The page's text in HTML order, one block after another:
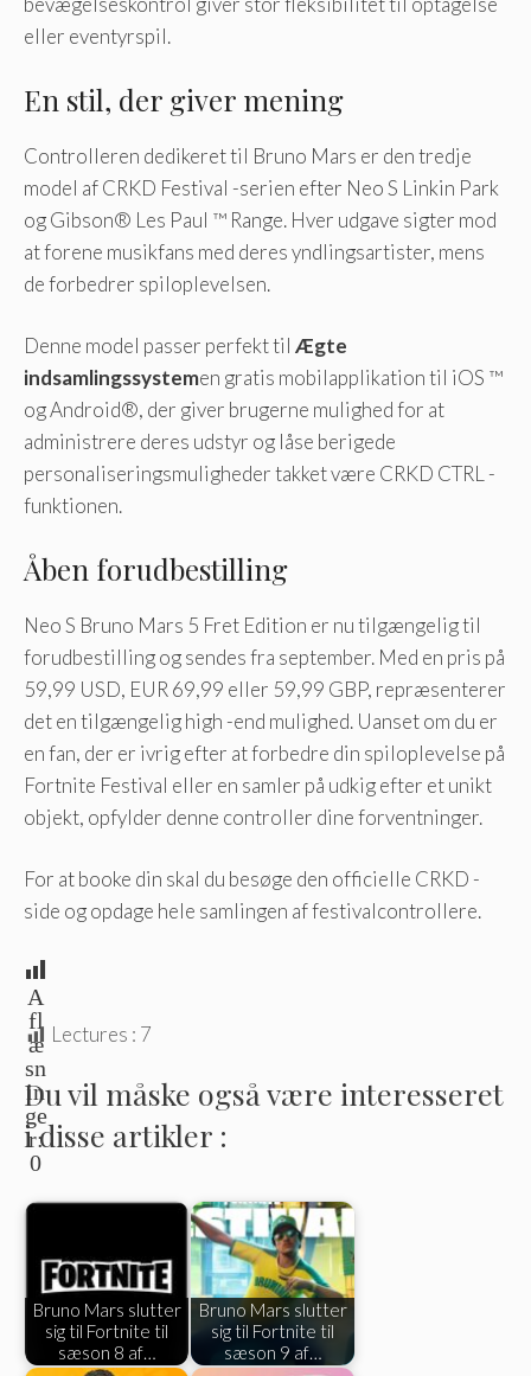
eller eventyrspil.
En stil, der giver mening
Controlleren dedikeret til Bruno Mars er den tredje
model af CRKD Festival -serien efter Neo S Linkin Park
og Gibson® Les Paul ™ Range. Hver udgave sigter mod
at forene musikfans med deres yndlingsartister, mens
de forbedrer spiloplevelsen.
Denne model passer perfekt til Ægte
indsamlingssystemen gratis mobilapplikation til iOS ™
og Android®, der giver brugerne mulighed for at
administrere deres udstyr og låse berigede
personaliseringsmuligheder takket være CRKD CTRL -
funktionen.
Åben forudbestilling
Neo S Bruno Mars 5 Fret Edition er nu tilgængelig til
forudbestilling og sendes fra september. Med en pris på
59,99 USD, EUR 69,99 eller 59,99 GBP, repræsenterer
det en tilgængelig high -end mulighed. Uanset om du er
en fan, der er ivrig efter at forbedre din spiloplevelse på
Fortnite Festival eller en samler på udkig efter et unikt
objekt, opfylder denne controller dine forventninger.
For at booke din skal du besøge den officielle CRKD -
side og opdage hele samlingen af ​​festivalcontrollere.
A
fl
æ
sn
in
ge
r:
0
Lectures : 7
Du vil måske også være interesseret
i disse artikler :
Bruno Mars slutter
sig til Fortnite til
sæson 8 af…
Bruno Mars slutter
sig til Fortnite til
sæson 9 af…